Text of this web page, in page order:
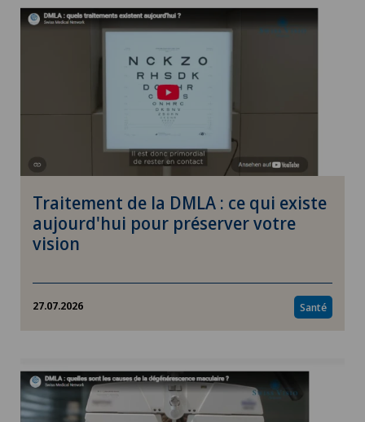
Fitness
Forschung
Thérapies
Soins
Traitement de la DMLA : ce qui existe
aujourd'hui pour préserver votre
vision
27.07.2026 Santé